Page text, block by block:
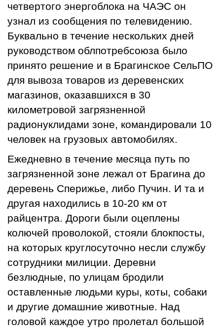
четвертого энергоблока на ЧАЭС он
узнал из сообщения по телевидению.
Буквально в течение нескольких дней
руководством облпотребсоюза было
принято решение и в Брагинское СельПО
для вывоза товаров из деревенских
магазинов, оказавшихся в 30
километровой загрязненной
радионуклидами зоне, командировали 10
человек на грузовых автомобилях.
Ежедневно в течение месяца путь по
загрязненной зоне лежал от Брагина до
деревень Сперижье, либо Пучин. И та и
другая находились в 10-20 км от
райцентра. Дороги были оцеплены
колючей проволокой, стояли блокпосты,
на которых круглосуточно несли службу
сотрудники милиции. Деревни
безлюдные, по улицам бродили
оставленные людьми куры, коты, собаки
и другие домашние животные. Над
головой каждое утро пролетал большой